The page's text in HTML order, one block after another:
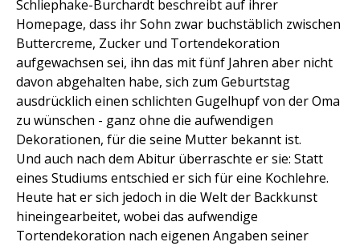
Schliephake-Burchardt beschreibt auf ihrer
Homepage, dass ihr Sohn zwar buchstäblich zwischen
Buttercreme, Zucker und Tortendekoration
aufgewachsen sei, ihn das mit fünf Jahren aber nicht
davon abgehalten habe, sich zum Geburtstag
ausdrücklich einen schlichten Gugelhupf von der Oma
zu wünschen - ganz ohne die aufwendigen
Dekorationen, für die seine Mutter bekannt ist.
Und auch nach dem Abitur überraschte er sie: Statt
eines Studiums entschied er sich für eine Kochlehre.
Heute hat er sich jedoch in die Welt der Backkunst
hineingearbeitet, wobei das aufwendige
Tortendekoration nach eigenen Angaben seiner